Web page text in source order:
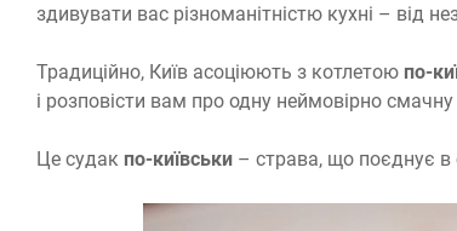
здивувати вас різноманітністю кухні – від
Традиційно, Київ асоціюють з котлетою по-
і розповісти вам про одну неймовірно
Це судак по-київськи – страва, що поєднує в